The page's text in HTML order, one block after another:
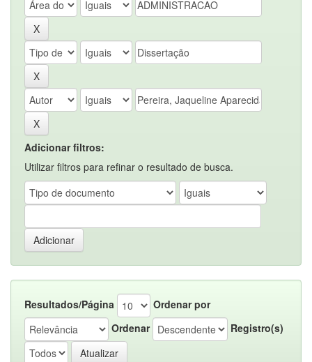
Adicionar filtros:
Utilizar filtros para refinar o resultado de busca.
Resultados/Página
Ordenar por
Ordenar
Registro(s)